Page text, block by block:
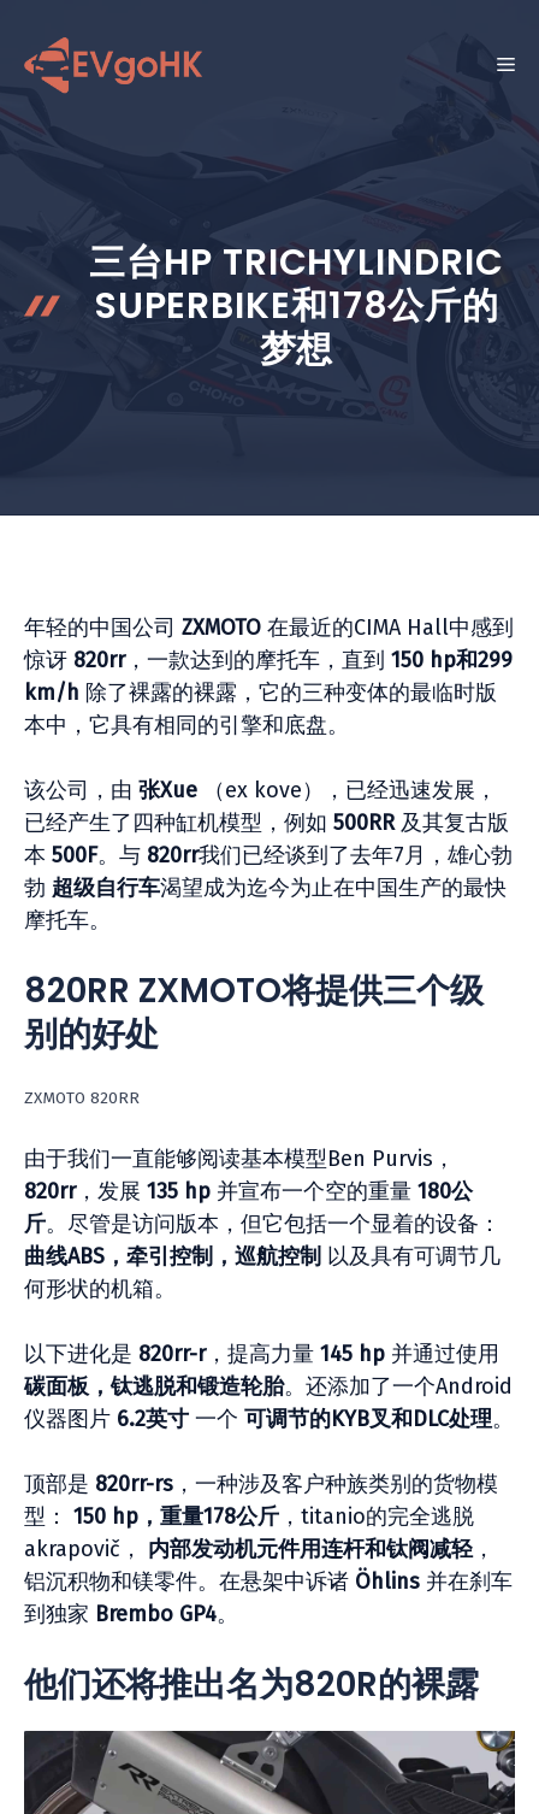
容
菜
三台HP TRICHYLINDRIC
SUPERBIKE和178公斤的
梦想
年轻的中国公司 ZXMOTO 在最近的CIMA Hall中感到
惊讶 820rr，一款达到的摩托车，直到 150 hp和299
km/h 除了裸露的裸露，它的三种变体的最临时版
本中，它具有相同的引擎和底盘。
该公司，由 张Xue （ex kove），已经迅速发展，
已经产生了四种缸机模型，例如 500RR及其复古版
本 500F。与 820rr我们已经谈到了去年7月，雄心勃
勃 超级自行车渴望成为迄今为止在中国生产的最快
摩托车。
820RR ZXMOTO将提供三个级
别的好处
ZXMOTO 820RR
由于我们一直能够阅读基本模型Ben Purvis，
820rr，发展 135 hp 并宣布一个空的重量 180公
斤。尽管是访问版本，但它包括一个显着的设备：
曲线ABS，牵引控制，巡航控制 以及具有可调节几
何形状的机箱。
以下进化是 820rr-r，提高力量 145 hp 并通过使用
碳面板，钛逃脱和锻造轮胎。还添加了一个Android
仪器图片 6.2英寸 一个 可调节的KYB叉和DLC处理。
顶部是 820rr-rs ，一种涉及客户种族类别的货物模
型： 150 hp，重量178公斤 ，titanio的完全逃脱
akrapovič， 内部发动机元件用连杆和钛阀减轻，
铝沉积物和镁零件。在悬架中诉诸 Öhlins 并在刹车
到独家 Brembo GP4。
他们还将推出名为820R的裸露